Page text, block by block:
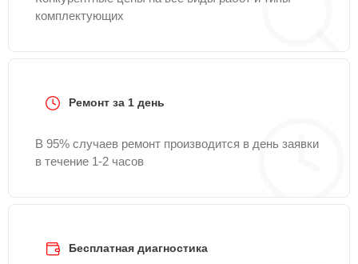
комплектующих
Ремонт за 1 день
В 95% случаев ремонт производится в день заявки
в течение 1-2 часов
Бесплатная диагностика